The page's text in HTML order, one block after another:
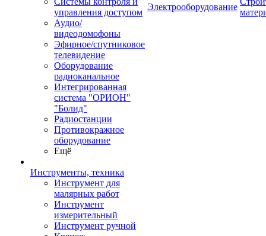
управления доступом
Аудио/
видеодомофоны
Эфирное/спутниковое
телевидение
Оборудование
радиоканальное
Интегрированная
система "ОРИОН"
"Болид"
Радиостанции
Противокражное
оборудование
Ещё
Инструменты, техника
Инструмент для
малярных работ
Инструмент
измерительный
Инструмент ручной
Электрооборудование